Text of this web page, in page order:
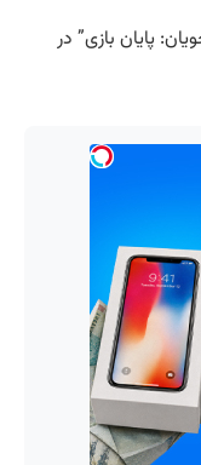
پایان بازی” در